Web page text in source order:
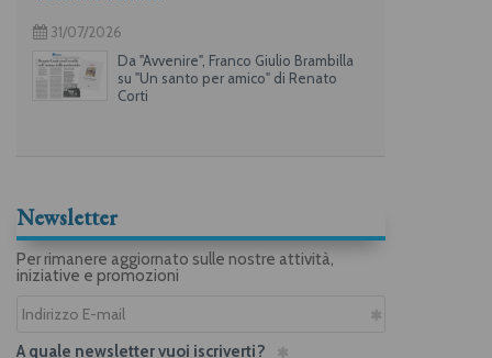
31/07/2026
Da "Avvenire", Franco Giulio Brambilla
su "Un santo per amico" di Renato
Corti
Newsletter
Per rimanere aggiornato sulle nostre attività,
iniziative e promozioni
A quale newsletter vuoi iscriverti?